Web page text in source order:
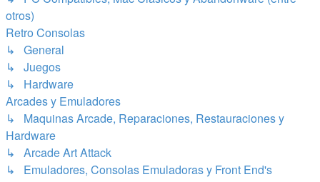
otros)
Retro Consolas
↳ General
↳ Juegos
↳ Hardware
Arcades y Emuladores
↳ Maquinas Arcade, Reparaciones, Restauraciones y
Hardware
↳ Arcade Art Attack
↳ Emuladores, Consolas Emuladoras y Front End's